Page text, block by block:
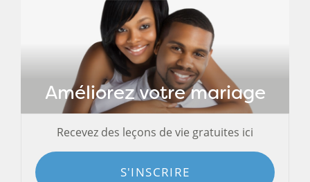
Améliorez votre mariage
Recevez des leçons de vie gratuites ici
S'INSCRIRE